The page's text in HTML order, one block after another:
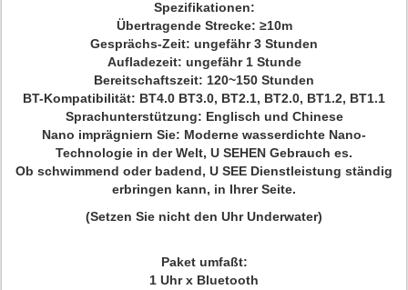
Spezifikationen:
Übertragende Strecke: ≥10m
Gesprächs-Zeit: ungefähr 3 Stunden
Aufladezeit: ungefähr 1 Stunde
Bereitschaftszeit: 120~150 Stunden
BT-Kompatibilität: BT4.0 BT3.0, BT2.1, BT2.0, BT1.2, BT1.1
Sprachunterstützung: Englisch und Chinese
Nano imprägniern Sie: Moderne wasserdichte Nano-
Technologie in der Welt, U SEHEN Gebrauch es.
Ob schwimmend oder badend, U SEE Dienstleistung ständig
erbringen kann, in Ihrer Seite.
(Setzen Sie nicht den Uhr Underwater)
Paket umfaßt:
1 Uhr x Bluetooth